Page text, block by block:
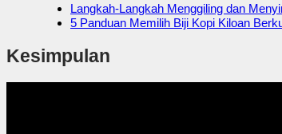
Langkah-Langkah Menggiling dan
5 Panduan Memilih Biji Kopi Kiloan
Kesimpulan